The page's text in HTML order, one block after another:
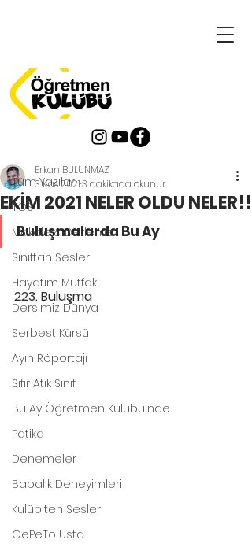
Tüm Yazılar
TOS
Makale & Derleme
Sınıftan Sesler
Hayatım Mutfak
Dersimiz Dünya
Serbest Kürsü
Ayın Röportajı
Sıfır Atık Sınıf
Bu Ay Öğretmen Kulübü'nde
Patika
Denemeler
Babalık Deneyimleri
Kulüp'ten Sesler
GePeTo Usta
EKİM 2021 NELER OLDU NELER!!
Erkan BULUNMAZ
3 Kas 20213 dakikada okunur
Buluşmalarda Bu Ay
223. Buluşma